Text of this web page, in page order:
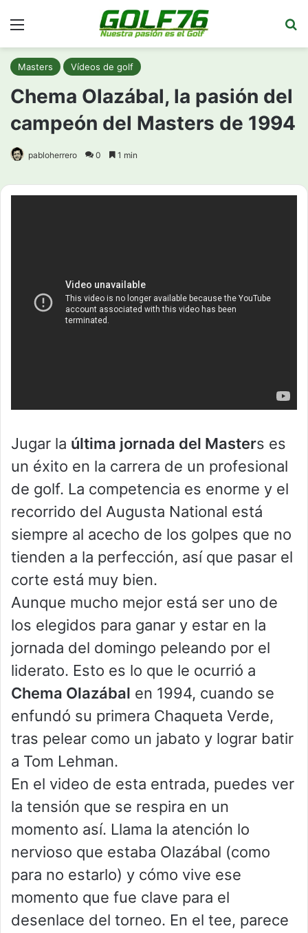
Masters Vídeos de golf
Chema Olazábal, la pasión del
campeón del Masters de 1994
pabloherrero 0 1 min
Jugar la última jornada del Masters es
un éxito en la carrera de un profesional
de golf. La competencia es enorme y el
recorrido del Augusta National está
siempre al acecho de los golpes que no
tienden a la perfección, así que pasar el
corte está muy bien.
Aunque mucho mejor está ser uno de
los elegidos para ganar y estar en la
jornada del domingo peleando por el
liderato. Esto es lo que le ocurrió a
Chema Olazábal en 1994, cuando se
enfundó su primera Chaqueta Verde,
tras pelear como un jabato y lograr batir
a Tom Lehman.
En el video de esta entrada, puedes ver
la tensión que se respira en un
momento así. Llama la atención lo
nervioso que estaba Olazábal (como
para no estarlo) y cómo vive ese
momento que fue clave para el
desenlace del torneo. En el tee, parece